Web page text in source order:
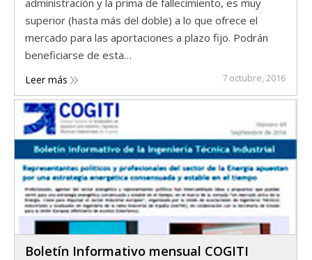
superior (hasta más del doble) a lo que ofrece el
mercado para las aportaciones a plazo fijo. Podrán
beneficiarse de esta…
Leer más 7 octubre, 2016
Boletín Informativo mensual COGITI